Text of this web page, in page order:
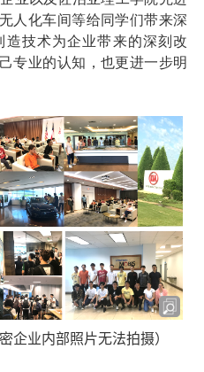
人化车间等给同学们带来深
技术为企业带来的深刻改
专业的认知，也更进一步明
企业内部照片无法拍摄）